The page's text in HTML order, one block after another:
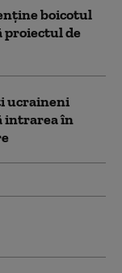
boicotul
proiectul de
ucraineni
intrarea în